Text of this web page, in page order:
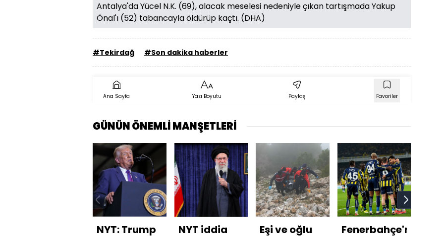
Antalya'da Yücel N.K. (69), alacak meselesi nedeniyle çıkan tartışmada Yakup
Önal'ı (52) tabancayla öldürüp kaçtı. (DHA)
#Tekirdağ #Son dakika haberler
Ana Sayfa Yazı Boyutu Paylaş Favoriler
GÜNÜN ÖNEMLİ MANŞETLERİ
NYT: Trump
NYT iddia
Eşi ve oğlu
Fenerbahçe'nin